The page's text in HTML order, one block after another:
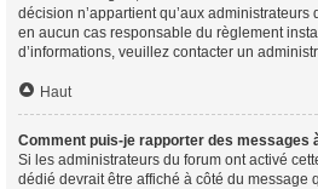
décision n’appartient qu’aux administrateurs
en aucun cas responsable du règlement
d’informations, veuillez contacter un
Haut
Comment puis-je rapporter des messages
Si les administrateurs du forum ont activé
dédié devrait être affiché à côté du message